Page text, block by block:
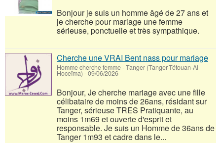
Bonjour je suis un homme âgé de 27 ans et
je cherche pour mariage une femme
sérieuse, ponctuelle et très sympathique.
Cherche une VRAI Bent nass pour mariage
Homme cherche femme-Tanger‎ (Tanger-Tétouan-Al
Hoceïma) -09/06/2026
Bonjour, Je cherche mariage avec une fille
célibataire de moins de 26ans, résidant sur
Tanger, sérieuse TRES Pratiquante, au
moins 1m69 et ouverte d'esprit et
responsable. Je suis un Homme de 36ans de
Tanger 1m93 et cadre dans le...